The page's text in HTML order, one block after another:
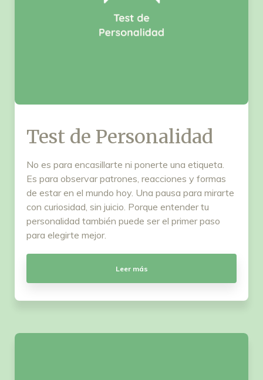
Test de Personalidad
No es para encasillarte ni ponerte una etiqueta.
Es para observar patrones, reacciones y formas
de estar en el mundo hoy. Una pausa para mirarte
con curiosidad, sin juicio. Porque entender tu
personalidad también puede ser el primer paso
para elegirte mejor.
Leer más